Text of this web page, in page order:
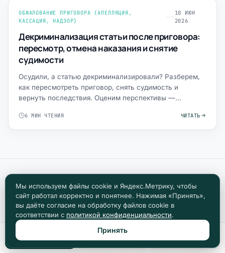
ОБЖАЛОВАНИЕ ПРИГОВОРА (АПЕЛЛЯЦИЯ,
КАССАЦИЯ, НАДЗОР)
10 ИЮН
2026
Декриминализация статьи после приговора:
пересмотр, отмена наказания и снятие
судимости
Осудили, а статью декриминализировали? Разберем,
как пересмотреть приговор, снять судимость и
вернуть последствия. Оценим перспективы —
6 МИН ЧТЕНИЯ ЧИТАТЬ
КОНСУЛЬТАЦИЯ
Опишите ситуацию —
юрист ответит за 30 минут
Мы используем файлы cookie и Яндекс.Метрику, чтобы
сайт работал корректно и понятнее. Нажимая «Принять»,
вы даёте согласие на обработку файлов cookie в
соответствии с политикой конфиденциальности.
Принять